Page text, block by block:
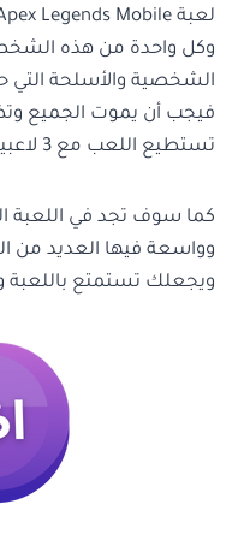
وكل واحدة من هذه
الشخصية والأسلحة التي
فيجب أن يموت الجميع
تستطيع اللعب مع 3 لاعبين آخرين معا كفريق واحد
كما سوف تجد في اللعبة
وواسعة فيها العديد من
ويجعلك تستمتع باللعبة